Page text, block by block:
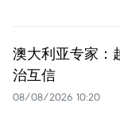
澳大利亚专家：
治互信
08/08/2026 10:20